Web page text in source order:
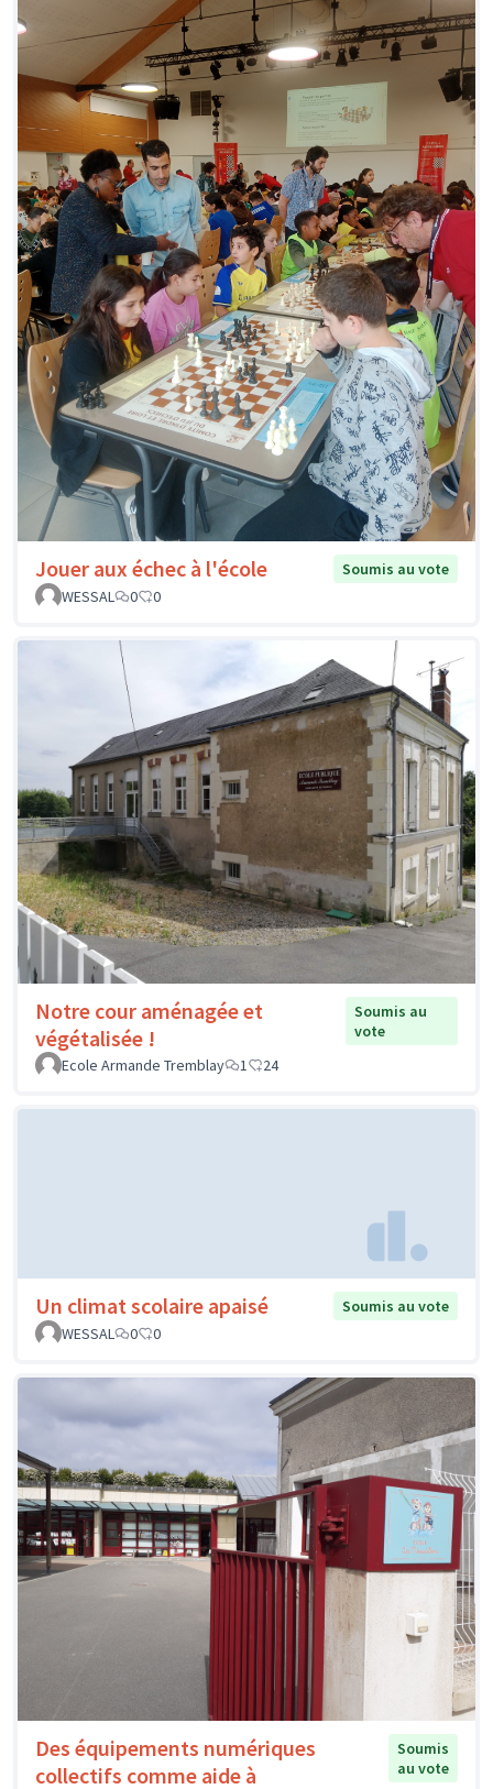
Jouer aux échec à l'école
Soumis au vote
WESSAL
0 0
Notre cour aménagée et
végétalisée !
Soumis au
vote
Ecole Armande Tremblay
1 24
Un climat scolaire apaisé
Soumis au vote
WESSAL
0 0
Des équipements numériques
collectifs comme aide à
Soumis
au vote